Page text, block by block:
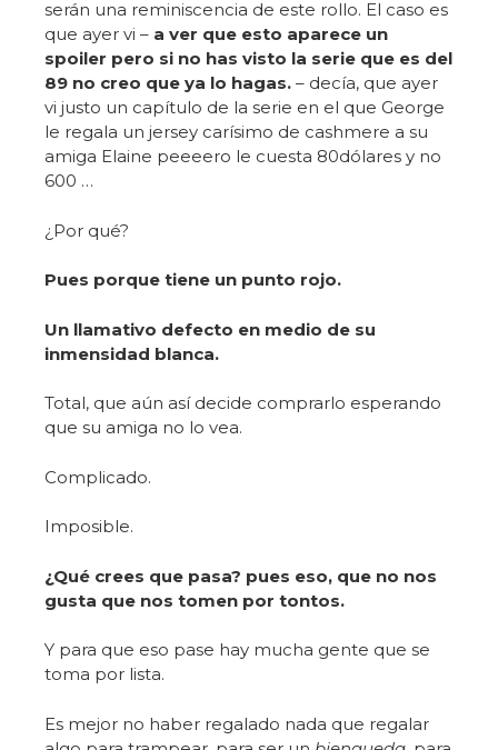
serán una reminiscencia de este rollo. El caso es
que ayer vi – a ver que esto aparece un
spoiler pero si no has visto la serie que es del
89 no creo que ya lo hagas. – decía, que ayer
vi justo un capítulo de la serie en el que George
le regala un jersey carísimo de cashmere a su
amiga Elaine peeeero le cuesta 80dólares y no
600 …
¿Por qué?
Pues porque tiene un punto rojo.
Un llamativo defecto en medio de su
inmensidad blanca.
Total, que aún así decide comprarlo esperando
que su amiga no lo vea.
Complicado.
Imposible.
¿Qué crees que pasa? pues eso, que no nos
gusta que nos tomen por tontos.
Y para que eso pase hay mucha gente que se
toma por lista.
Es mejor no haber regalado nada que regalar